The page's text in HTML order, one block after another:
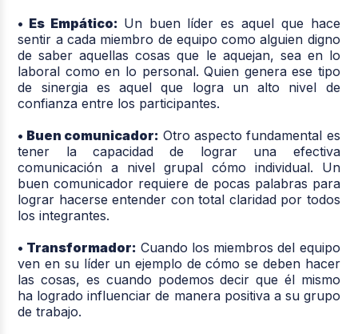
• Es Empático: Un buen líder es aquel que hace
sentir a cada miembro de equipo como alguien digno
de saber aquellas cosas que le aquejan, sea en lo
laboral como en lo personal. Quien genera ese tipo
de sinergia es aquel que logra un alto nivel de
confianza entre los participantes.
• Buen comunicador: Otro aspecto fundamental es
tener la capacidad de lograr una efectiva
comunicación a nivel grupal cómo individual. Un
buen comunicador requiere de pocas palabras para
lograr hacerse entender con total claridad por todos
los integrantes.
• Transformador: Cuando los miembros del equipo
ven en su líder un ejemplo de cómo se deben hacer
las cosas, es cuando podemos decir que él mismo
ha logrado influenciar de manera positiva a su grupo
de trabajo.